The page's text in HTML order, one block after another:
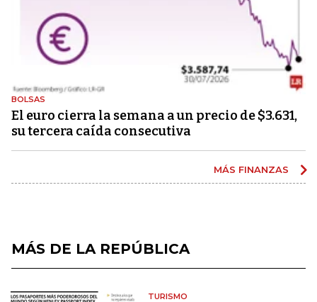
BOLSAS
El euro cierra la semana a un precio de $3.631,
su tercera caída consecutiva
MÁS FINANZAS
MÁS DE LA REPÚBLICA
TURISMO